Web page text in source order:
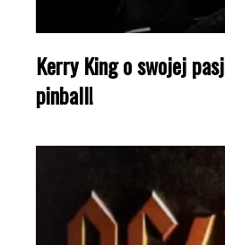
Kerry King o swojej
pinball!